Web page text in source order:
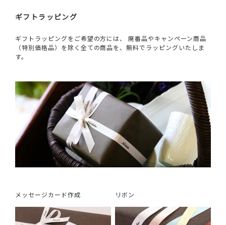
ギフトラッピング
ギフトラッピングをご希望の方には、 廃番品やキャンペーン商品
（特別価格品）を除く全ての商品を、無料でラッピングいたしま
す。
メッセージカード作成 リボン